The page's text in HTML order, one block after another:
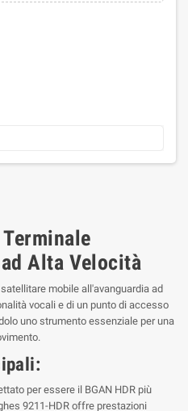
Alta Velocità
mobile all'avanguardia ad
vocali e di un punto di accesso
uno strumento essenziale per una
per essere il BGAN HDR più
9211-HDR offre prestazioni